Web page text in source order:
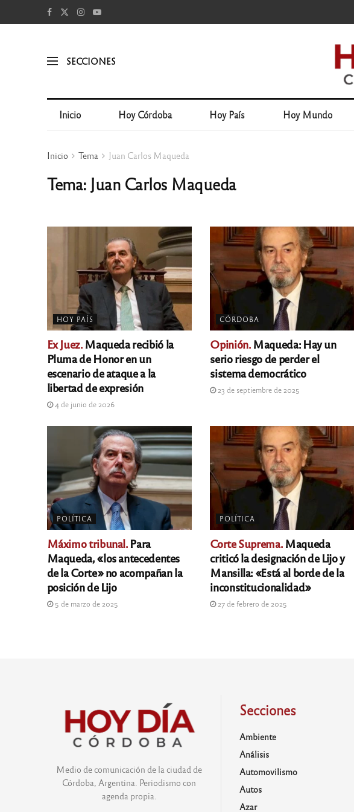
SECCIONES
Inicio Hoy Córdoba Hoy País Hoy Mundo
Inicio Tema Juan Carlos Maqueda
Tema: Juan Carlos Maqueda
HOY PAÍS
Ex Juez.Maqueda recibió la
Pluma de Honor en un
escenario de ataque a la
libertad de expresión
4 de junio de 2026
CÓRDOBA
Opinión.Maqueda: Hay un
serio riesgo de perder el
sistema democrático
23 de septiembre de 2025
POLÍTICA
Máximo tribunal.Para
Maqueda, «los antecedentes
de la Corte» no acompañan la
posición de Lijo
5 de marzo de 2025
POLÍTICA
Corte Suprema.Maqueda
criticó la designación de Lijo y
Mansilla: «Está al borde de la
inconstitucionalidad»
27 de febrero de 2025
Medio de comunicación de la ciudad de
Córdoba, Argentina. Periodismo con
agenda propia.
Secciones
Ambiente
Análisis
Automovilismo
Autos
Azar